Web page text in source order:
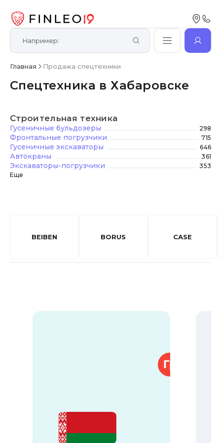
Главная Продажа спецтехники
Спецтехника в Хабаровске
Строительная техника
Гусеничные бульдозеры 298
Фронтальные погрузчики 715
Гусеничные экскаваторы 646
Автокраны 361
Экскаваторы-погрузчики
353
Еще
BEIBEN BORUS CASE